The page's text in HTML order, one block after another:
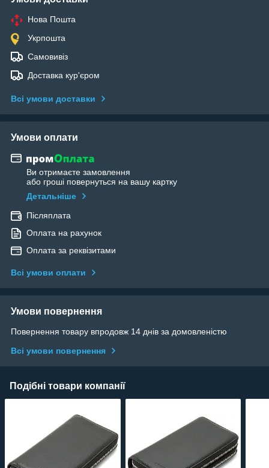
Нова Пошта
Укрпошта
Самовивіз
Доставка кур'єром
Всі умови доставки
Умови оплати
Ви отримаєте замовлення
або гроші повернуться на вашу картку
Детальніше
Післяплата
Оплата на рахунок
Оплата за реквізитами
Всі умови оплати
Умови повернення
Повернення товару впродовж 14 днів за домовленістю
Всі умови повернення
Подібні товари компанії